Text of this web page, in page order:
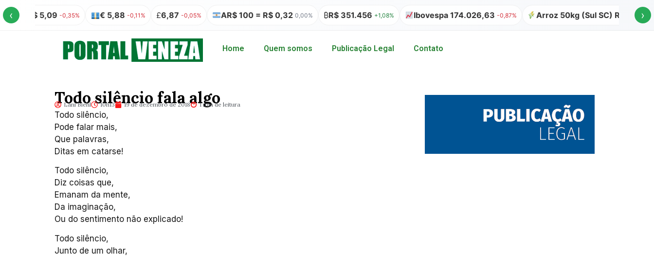
‹
US$ 5,09 -0,35% € 5,88 -0,11% £6,87 -0,05% AR$ 100 = R$ 0,32 0,00% ₿R$ 351.456 +1,08% Ibovespa 174.026,63 -0,87% Arroz 50kg (Sul SC) R$ 64,00 ›
Home Quem somos Publicação Legal Contato
Todo silêncio fala algo
Lani Biehl 10h13 19 de dezembro de 2018 1 min de leitura
Todo silêncio,
Pode falar mais,
Que palavras,
Ditas em catarse!
Todo silêncio,
Diz coisas que,
Emanam da mente,
Da imaginação,
Ou do sentimento não explicado!
Todo silêncio,
Junto de um olhar,